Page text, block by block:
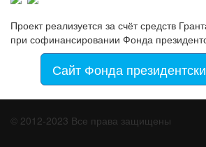
Проект реализуется за счёт средств
при софинансировании Фонда
Сайт Фонда
© 2012-2023 Все права защищены